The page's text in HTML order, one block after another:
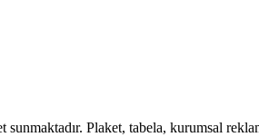
Plaket, tabela, kurumsal